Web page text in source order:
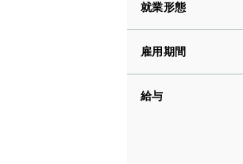
就業形態
雇用期間
給与